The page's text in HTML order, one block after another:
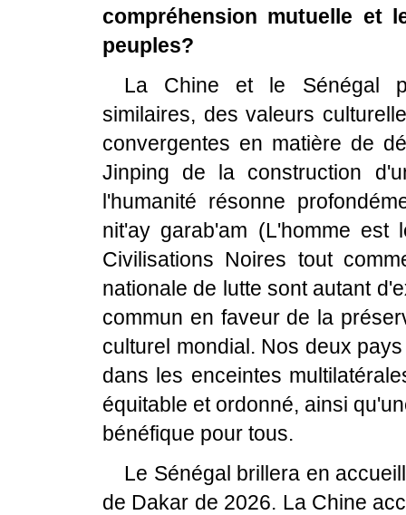
compréhension mutuelle et
peuples?
La Chine et le Sénégal
similaires, des valeurs
convergentes en matière de
Jinping de la construction
l'humanité résonne
nit'ay garab'am (L'homme est
Civilisations Noires tout
nationale de lutte sont autant
commun en faveur de la
culturel mondial. Nos deux
dans les enceintes
équitable et ordonné, ainsi
bénéfique pour tous.
Le Sénégal brillera en
de Dakar de 2026. La Chine